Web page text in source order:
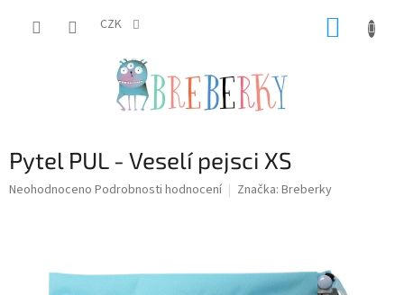
CZK
Pytel PUL - Veselí pejsci XS
Průměrné
Neohodnoceno Podrobnosti hodnocení Značka: Breberky